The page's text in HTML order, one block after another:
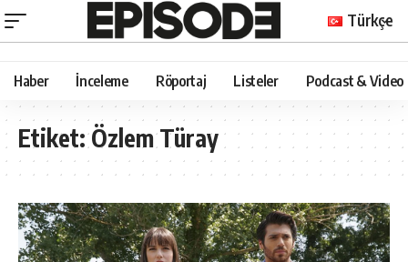
Türkçe
Haber İnceleme Röportaj Listeler Podcast & Video
Etiket:Özlem Türay